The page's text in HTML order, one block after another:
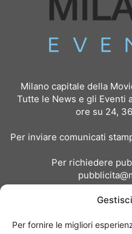
Per fornire le migliori
Milano capitale della
Tutte le News e gli Eventi
ore su 24,
Per inviare comunicati
Per richiedere